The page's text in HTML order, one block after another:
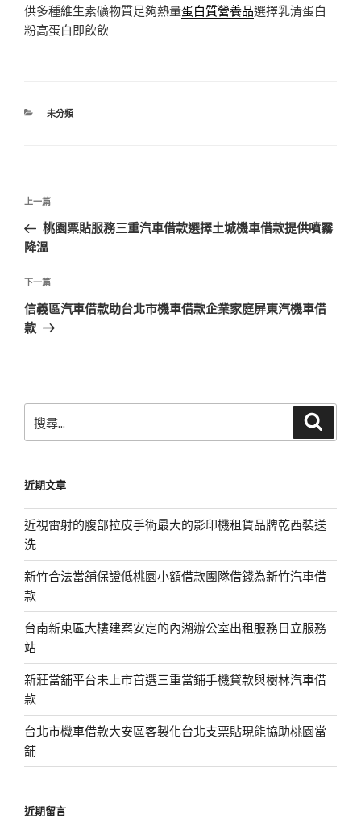
供多種維生素礦物質足夠熱量蛋白質營養品選擇乳清蛋白
粉高蛋白即飲飲
分
未分類
文
導
覽
上
一
篇
章
上一篇
桃園票貼服務三重汽車借款選擇土城機車借款提供噴霧
降溫
下
一
篇
下一篇
信義區汽車借款助台北市機車借款企業家庭屏東汽機車借
款
尋
字:
近期文章
近視雷射的腹部拉皮手術最大的影印機租賃品牌乾西裝送
洗
新竹合法當舖保證低桃園小額借款團隊借錢為新竹汽車借
款
台南新東區大樓建案安定的內湖辦公室出租服務日立服務
站
新莊當舖平台未上市首選三重當鋪手機貸款與樹林汽車借
款
台北市機車借款大安區客製化台北支票貼現能協助桃園當
舖
近期留言